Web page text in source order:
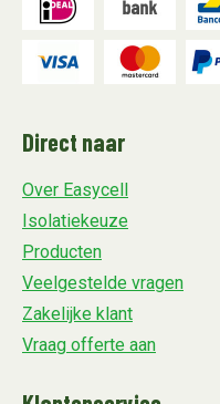
Direct naar
Over Easycell
Isolatiekeuze
Producten
Veelgestelde vragen
Zakelijke klant
Vraag offerte aan